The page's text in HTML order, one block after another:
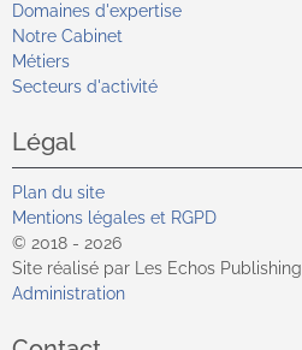
Domaines d'expertise
Notre Cabinet
Métiers
Secteurs d'activité
Légal
Plan du site
Mentions légales et RGPD
© 2018 - 2026
Site réalisé par Les Echos Publishing
Administration